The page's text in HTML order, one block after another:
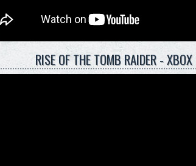
RISE OF THE TOMB RAIDER -